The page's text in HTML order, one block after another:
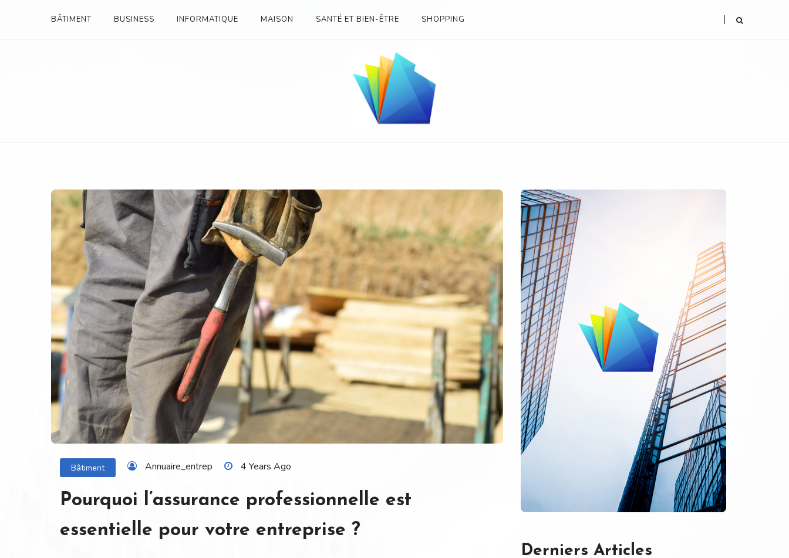
BÂTIMENT BUSINESS INFORMATIQUE MAISON SANTÉ ET BIEN-ÊTRE SHOPPING
Bâtiment Annuaire_entrep 4 Years Ago
Pourquoi l’assurance professionnelle est
essentielle pour votre entreprise ?
Derniers Articles